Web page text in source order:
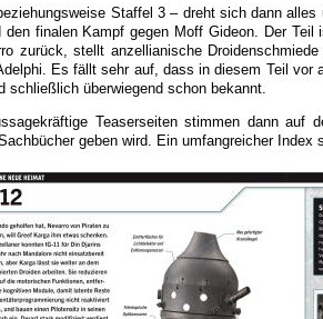
Staffel 3 – dreht sich dann
den finalen Kampf gegen Moff Gideon. Der
zurück, stellt anzellianische
Es fällt sehr auf, dass in diesem Teil
schließlich überwiegend schon bekannt.
Teaserseiten stimmen dann auf
geben wird. Ein umfangreicher Index